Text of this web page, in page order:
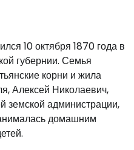
10 октября 1870 года в
губернии. Семья
корни и жила
Алексей Николаевич,
земской администрации,
домашним